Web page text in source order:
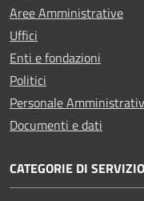
Aree Amministrative
Uffici
Enti e fondazioni
Politici
Personale
Documenti e dati
CATEGORIE DI SERVIZIO